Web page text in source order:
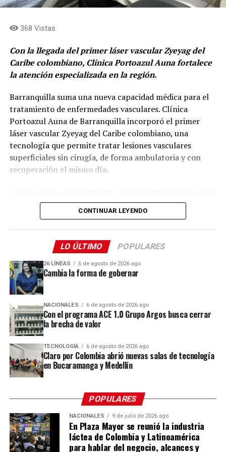
El proyecto
La propuesta ganadora, integra ciencia, tecnología,
quebradas de Medellín.
El reconocimiento fue otorgado al proyecto
desarrollado por los estudiantes para contribuir a la
regeneración de la quebrada La Volcana, un afluente que
atraviesa el sur del Valle de Aburrá y enfrenta
importantes retos ambientales.
“Young Innovators por water regeneration”,es el
nombre del proyecto nació en MDE Challenge, una
estrategia que busca que los jóvenes creen soluciones a
Los estudiantes desarrollaron un sistema basado en
plantas con potencial para contribuir a la recuperación
adecuadas para las condiciones de la quebrada.
GANADORES DEL REGENERATIVE FUTURES INNOVATION
CHALLENGE 2026.
“Diseñamos un prototipo que combina naturaleza
como principal regenerador, y la tecnología como
sistema de monitoreo constante de la calidad del
368 Vistas
Con la llegada del primer láser vascular Zyeyag del
Caribe colombiano, Clínica Portoazul Auna fortalece
la atención especializada en la región.
Barranquilla suma una nueva capacidad médica para el
tratamiento de enfermedades vasculares. Clínica
Portoazul Auna de Barranquilla incorporó el primer
láser vascular Zyeyag del Caribe colombiano, una
tecnología que permite tratar lesiones vasculares
superficiales sin cirugía, de forma ambulatoria y con
recuperación el mismo día.
avance para la medicina especializada en la región, al
permitir que pacientes con arañitas vasculares, venas
reticulares y otras lesiones vasculares superficiales
puedan acceder a tratamientos con estándares
internacionales sin tener que desplazarse a otras
ciudades del país o al exterior. Con esta incorporación,
se fortalece el acceso a servicios de alta complejidad y se
acerca la tecnología médica avanzada a los pacientes del
Caribe colombiano.
“Las enfermedades venosas crónicas constituyen una
de las principales causas de consulta médica en el
mundo y, en la Clínica Portoazul Auna, representan
entre el 60% y el 70% de la consulta externa de
cirugía vascular. Aunque muchas personas asocian
únicamente con una preocupación estética, estas
pueden ser la manifestación inicial de una
enfermedad venosa que requiere valoración
especializada y diagnóstico oportuno”,señaló el Dr.
Keiner Toro Osorio, internista vascular de la Clínica
CONTINUAR LEYENDO
LO ÚLTIMO POPULARES
26 LÍNEAS 6 de agosto de 2026 ago
Cambia la forma de gobernar
NACIONALES 6 de agosto de 2026 ago
Con el programa ACE 1.0 Grupo Argos busca cerrar
la brecha de valor
TECNOLOGÍA 6 de agosto de 2026 ago
Claro por Colombia abrió nuevas salas de tecnología
en Bucaramanga y Medellín
POPULARES
NACIONALES 9 de julio de 2026 ago
En Plaza Mayor se reunió la industria
láctea de Colombia y Latinoamérica
para hablar del negocio, alcances y